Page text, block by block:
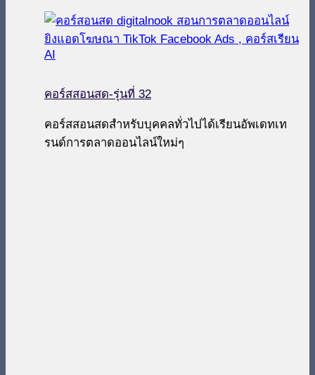
คอร์สสอนสด-รุ่นที่ 32
คอร์สสอนสดสำหรับบุคคลทั่วไปได้เรียนอัพเดทเท
รนด์การตลาดออนไลน์ใหม่ๆ